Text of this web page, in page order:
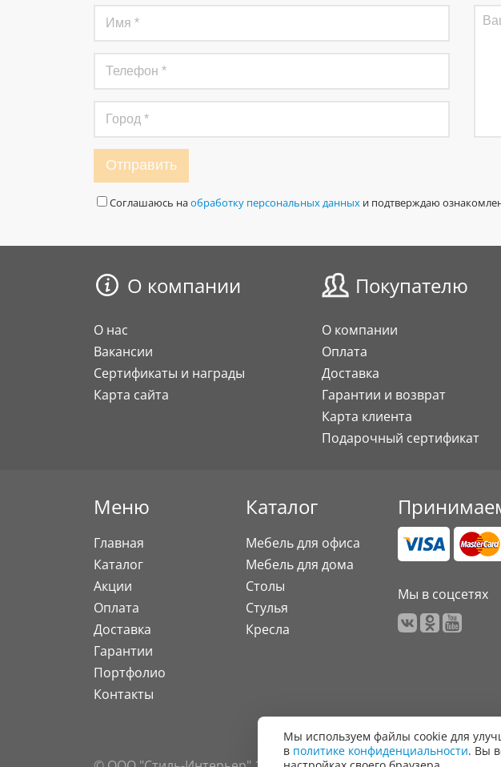
Отправить
Соглашаюсь наобработку персональных данных и подтверждаю
О компании
О нас
Вакансии
Сертификаты и награды
Карта сайта
Покупателю
О компании
Оплата
Доставка
Гарантии и возврат
Карта клиента
Подарочный сертификат
Меню
Главная
Каталог
Акции
Оплата
Доставка
Гарантии
Портфолио
Контакты
Каталог
Мебель для офиса
Мебель для дома
Столы
Стулья
Кресла
Мы в соцсетях
Мы используем файлы cookie для
в политике конфиденциальности. Вы